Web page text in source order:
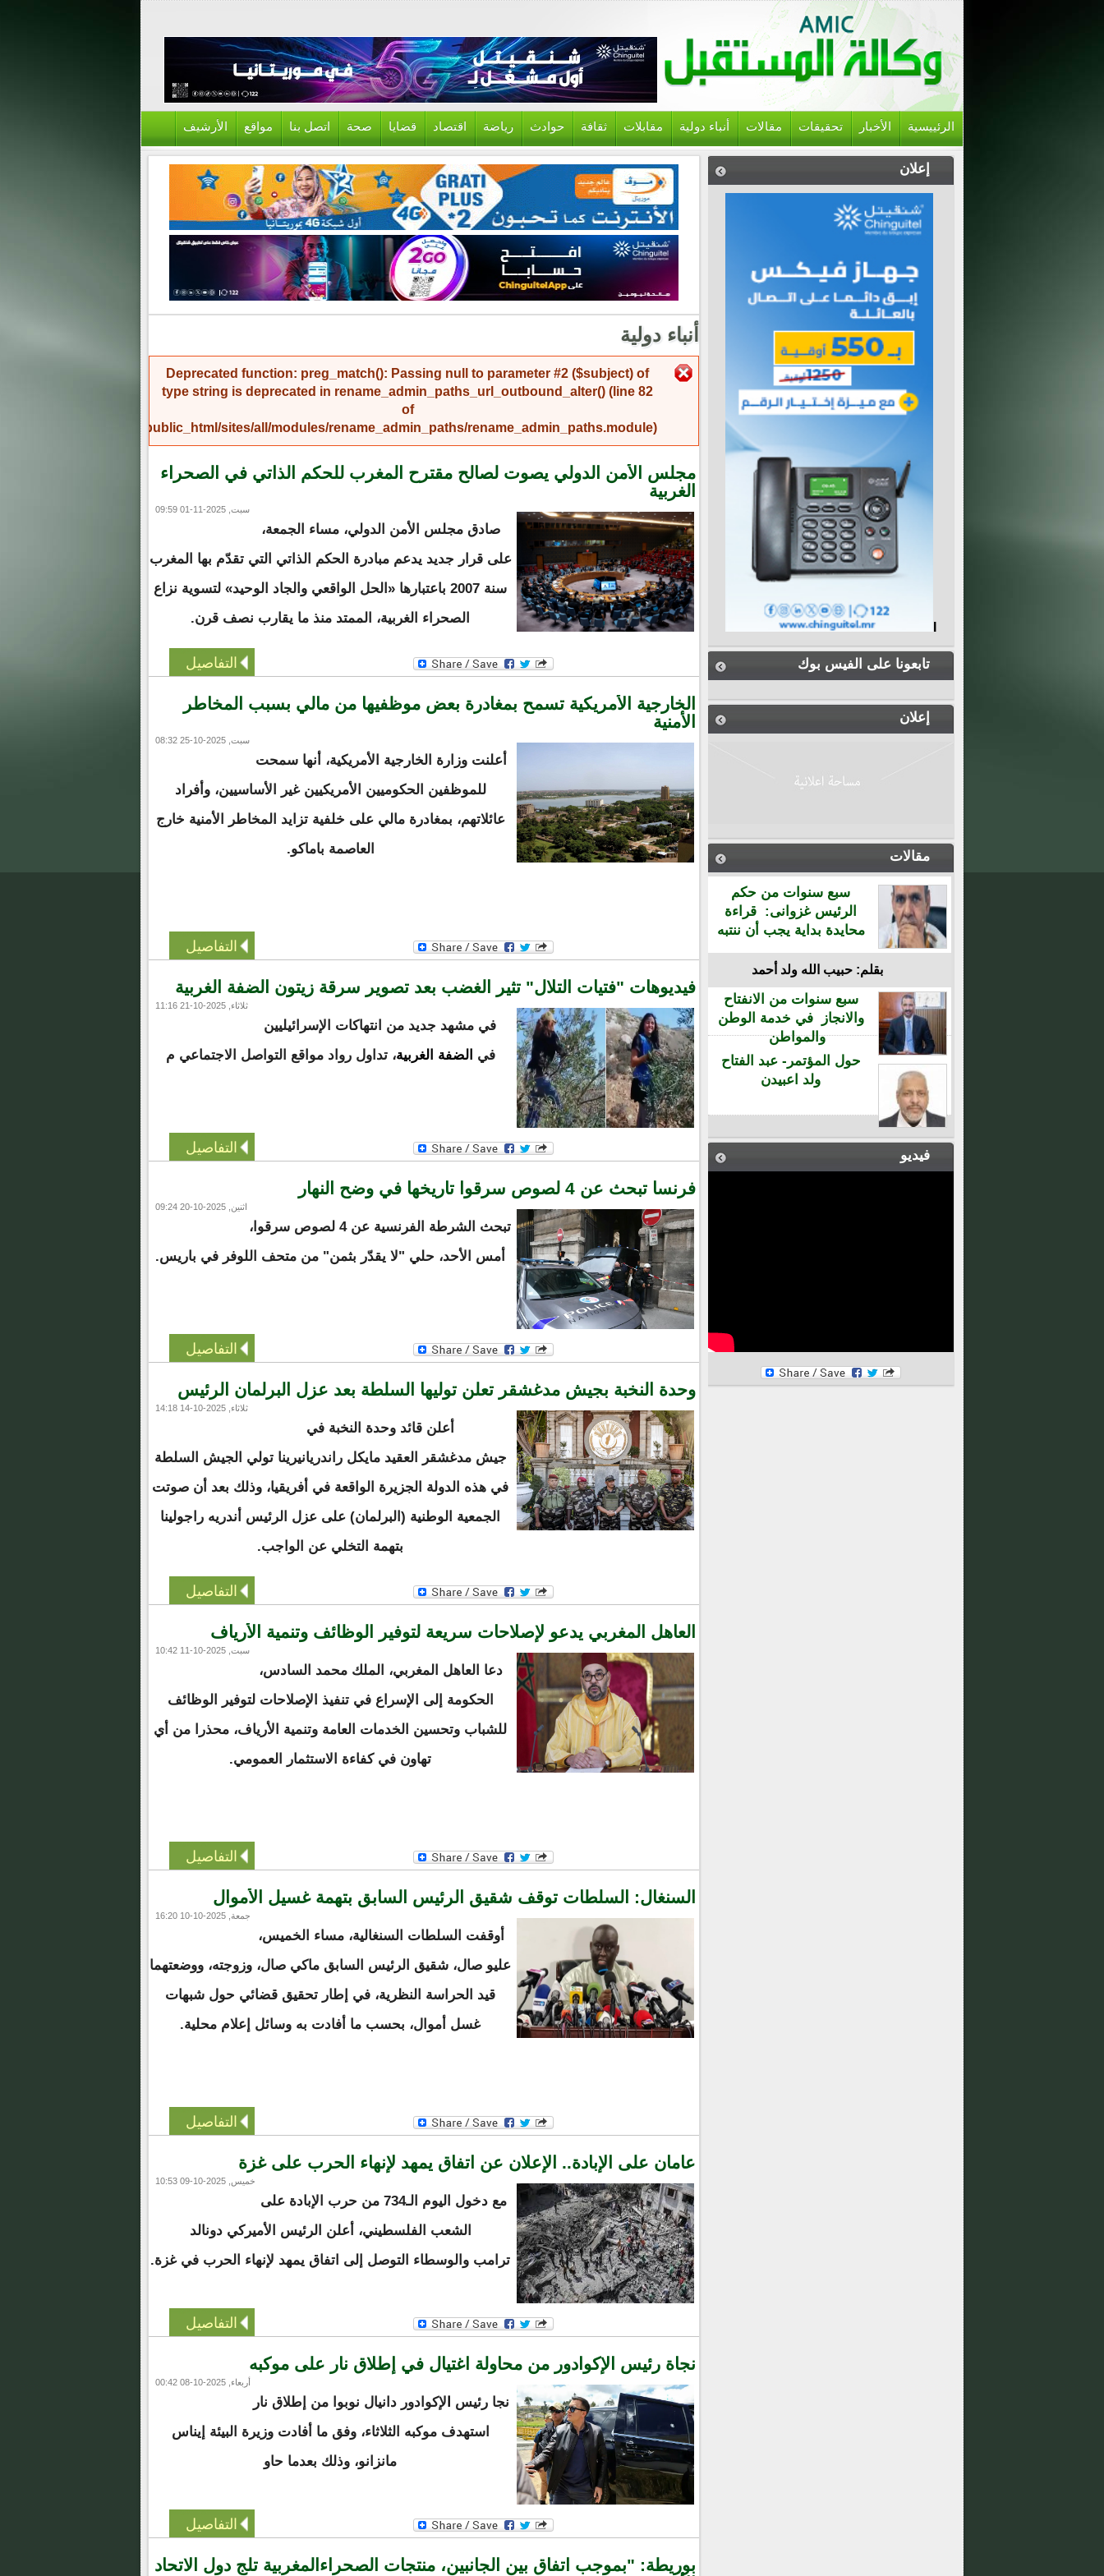
الرئييسية الأخبار تحقيقات مقالات أنباء دولية مقابلات ثقافة حوادث رياضة اقتصاد قضايا صحة اتصل بنا مواقع الأرشيف
إعلان
تابعونا على الفيس بوك
إعلان
مقالات
سبع سنوات من حكم
الرئيس غزوانى: قراءة
محايدة بداية يجب أن ننتبه
بقلم: حبيب الله ولد أحمد
سبع سنوات من الانفتاح
والانجاز في خدمة الوطن
والمواطن
حول المؤتمر- عبد الفتاح
ولد اعبيدن
فيديو
أنباء دولية
رسالة الخطأ Deprecated function: preg_match(): Passing null to parameter #2 ($subject) of
type string is deprecated in rename_admin_paths_url_outbound_alter() (line 82
of
/home/amicinf1/public_html/sites/all/modules/rename_admin_paths/rename_admin_paths.module).
مجلس الأمن الدولي يصوت لصالح مقترح المغرب للحكم الذاتي في الصحراء
الغربية
سبت, 2025-11-01 09:59
صادق مجلس الأمن الدولي، مساء الجمعة،
على قرار جديد يدعم مبادرة الحكم الذاتي التي تقدّم بها المغرب
سنة 2007 باعتبارها «الحل الواقعي والجاد الوحيد» لتسوية نزاع
الصحراء الغربية، الممتد منذ ما يقارب نصف قرن.
التفاصيل
الخارجية الأمريكية تسمح بمغادرة بعض موظفيها من مالي بسبب المخاطر
الأمنية
سبت, 2025-10-25 08:32
أعلنت وزارة الخارجية الأمريكية، أنها سمحت
للموظفين الحكوميين الأمريكيين غير الأساسيين، وأفراد
عائلاتهم، بمغادرة مالي على خلفية تزايد المخاطر الأمنية خارج
العاصمة باماكو.
التفاصيل
فيديوهات "فتيات التلال" تثير الغضب بعد تصوير سرقة زيتون الضفة الغربية
ثلاثاء, 2025-10-21 11:16
في مشهد جديد من انتهاكات الإسرائيليين
في الضفة الغربية، تداول رواد مواقع التواصل الاجتماعي م
التفاصيل
فرنسا تبحث عن 4 لصوص سرقوا تاريخها في وضح النهار
اثنين, 2025-10-20 09:24
تبحث الشرطة الفرنسية عن 4 لصوص سرقوا،
أمس الأحد، حلي "لا يقدّر بثمن" من متحف اللوفر في باريس.
التفاصيل
وحدة النخبة بجيش مدغشقر تعلن توليها السلطة بعد عزل البرلمان الرئيس
ثلاثاء, 2025-10-14 14:18
أعلن قائد وحدة النخبة في
جيش مدغشقر العقيد مايكل راندريانيرينا تولي الجيش السلطة
في هذه الدولة الجزيرة الواقعة في أفريقيا، وذلك بعد أن صوتت
الجمعية الوطنية (البرلمان) على عزل الرئيس أندريه راجولينا
بتهمة التخلي عن الواجب.
التفاصيل
العاهل المغربي يدعو لإصلاحات سريعة لتوفير الوظائف وتنمية الأرياف
سبت, 2025-10-11 10:42
دعا العاهل المغربي، الملك محمد السادس،
الحكومة إلى الإسراع في تنفيذ الإصلاحات لتوفير الوظائف
للشباب وتحسين الخدمات العامة وتنمية الأرياف، محذرا من أي
تهاون في كفاءة الاستثمار العمومي.
التفاصيل
السنغال: السلطات توقف شقيق الرئيس السابق بتهمة غسيل الأموال
جمعة, 2025-10-10 16:20
أوقفت السلطات السنغالية، مساء الخميس،
عليو صال، شقيق الرئيس السابق ماكي صال، وزوجته، ووضعتهما
قيد الحراسة النظرية، في إطار تحقيق قضائي حول شبهات
غسل أموال، بحسب ما أفادت به وسائل إعلام محلية.
التفاصيل
عامان على الإبادة.. الإعلان عن اتفاق يمهد لإنهاء الحرب على غزة
خميس, 2025-10-09 10:53
مع دخول اليوم الـ734 من حرب الإبادة على
الشعب الفلسطيني، أعلن الرئيس الأميركي دونالد
ترامب والوسطاء التوصل إلى اتفاق يمهد لإنهاء الحرب في غزة.
التفاصيل
نجاة رئيس الإكوادور من محاولة اغتيال في إطلاق نار على موكبه
أربعاء, 2025-10-08 00:42
نجا رئيس
لإكوادور دانيال نوبوا من إطلاق نار
استهدف موكبه الثلاثاء، وفق ما أفادت وزيرة البيئة إيناس
مانزانو، وذلك بعدما حاو
التفاصيل
بوريطة: "بموجب اتفاق بين الجانبين، منتجات الصحراءالمغربية تلج دول الاتحاد